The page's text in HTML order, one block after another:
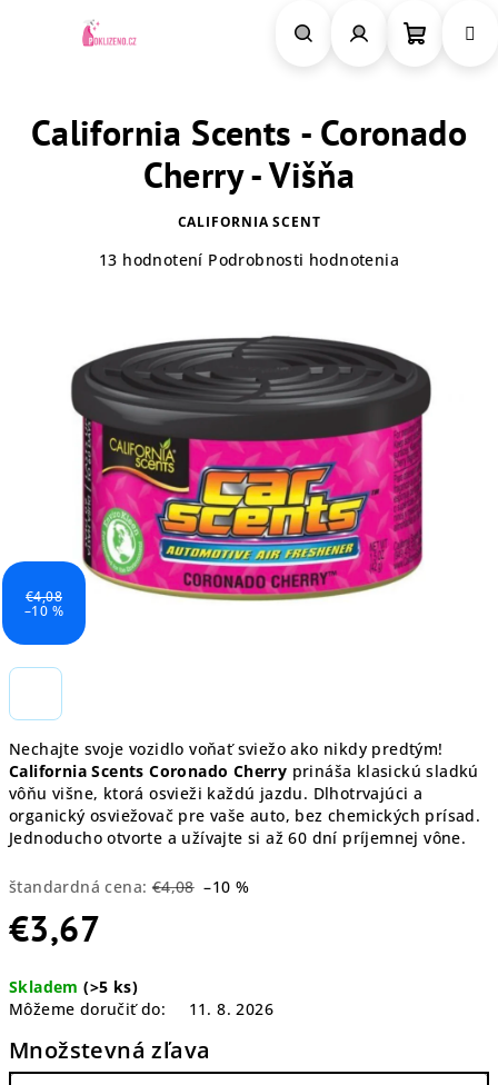
košík
Nechajte svoje vozidlo voňať sviežo ako nikdy predtým!
California Scents Coronado Cherry prináša klasickú sladkú
vôňu višne, ktorá osvieži každú jazdu. Dlhotrvajúci a
organický osviežovač pre vaše auto, bez chemických prísad.
Jednoducho otvorte a užívajte si až 60 dní príjemnej vône.
štandardná cena: €4,08 –10 %
€3,67
cena:
Skladem(>5 ks)
Môžeme doručiť do:
11. 8. 2026
Množstevná zľava
California Scents - Coronado
Cherry - Višňa
CALIFORNIA SCENT
hviezdičiek.
13 hodnotení Podrobnosti hodnotenia
€4,08
–10 %